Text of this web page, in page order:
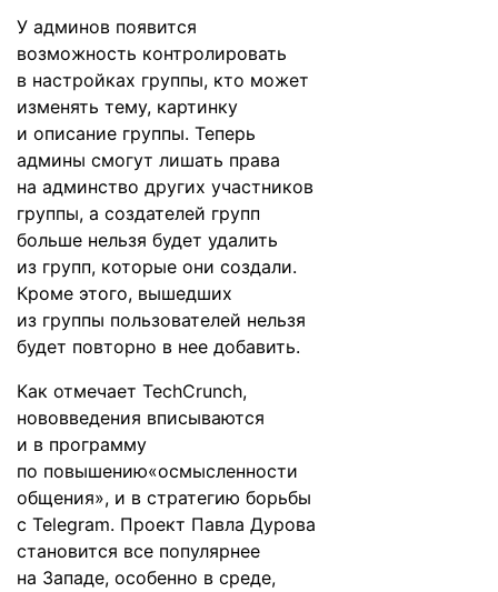
У админов появится
возможность контролировать
в настройках группы, кто может
изменять тему, картинку
и описание группы. Теперь
админы смогут лишать права
на админство других участников
группы, а создателей групп
больше нельзя будет удалить
из групп, которые они создали.
Кроме этого, вышедших
из группы пользователей нельзя
будет повторно в нее добавить.
Как отмечает TechCrunch,
нововведения вписываются
и в программу
по повышению«осмысленности
общения», и в стратегию борьбы
с Telegram. Проект Павла Дурова
становится все популярнее
на Западе, особенно в среде,